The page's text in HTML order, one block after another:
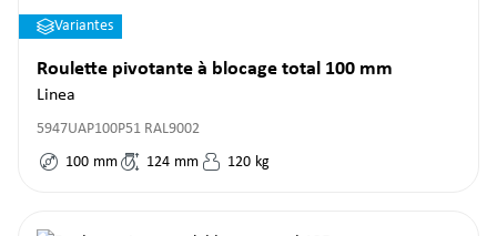
Variantes
Roulette pivotante à blocage total 100 mm
Linea
5947UAP100P51 RAL9002
100 mm 124 mm 120 kg